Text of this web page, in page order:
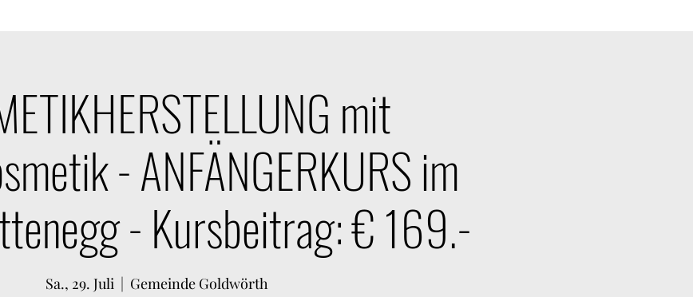
mit
- ANFÄNGERKURS im
- Kursbeitrag: € 169.-
Sa., 29. Juli
  |
Gemeinde Goldwörth